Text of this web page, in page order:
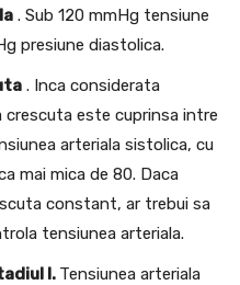
. Sub 120 mmHg tensiune
presiune diastolica.
. Inca considerata
crescuta este cuprinsa intre
arteriala sistolica, cu
mai mica de 80. Daca
constant, ar trebui sa
tensiunea arteriala.
I. Tensiunea arteriala